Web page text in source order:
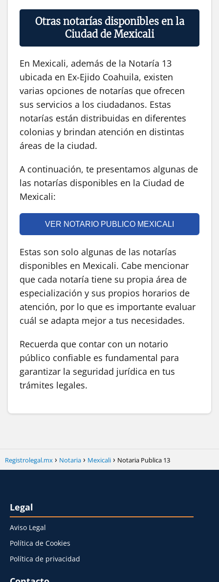
Otras notarías disponibles en la
Ciudad de Mexicali
En Mexicali, además de la Notaría 13
ubicada en Ex-Ejido Coahuila, existen
varias opciones de notarías que ofrecen
sus servicios a los ciudadanos. Estas
notarías están distribuidas en diferentes
colonias y brindan atención en distintas
áreas de la ciudad.
A continuación, te presentamos algunas de
las notarías disponibles en la Ciudad de
Mexicali:
VER NOTARIO PUBLICO MEXICALI
Estas son solo algunas de las notarías
disponibles en Mexicali. Cabe mencionar
que cada notaría tiene su propia área de
especialización y sus propios horarios de
atención, por lo que es importante evaluar
cuál se adapta mejor a tus necesidades.
Recuerda que contar con un notario
público confiable es fundamental para
garantizar la seguridad jurídica en tus
trámites legales.
Registrolegal.mx Notaria Mexicali Notaria Publica 13
Legal
Aviso Legal
Política de Cookies
Política de privacidad